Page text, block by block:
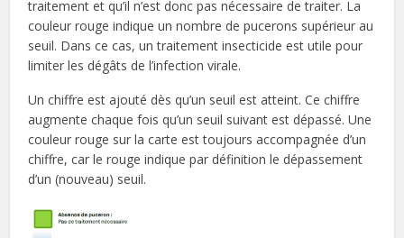
traitement et qu’il n’est donc pas nécessaire de traiter. La
couleur rouge indique un nombre de pucerons supérieur au
seuil. Dans ce cas, un traitement insecticide est utile pour
limiter les dégâts de l’infection virale.
Un chiffre est ajouté dès qu’un seuil est atteint. Ce chiffre
augmente chaque fois qu’un seuil suivant est dépassé. Une
couleur rouge sur la carte est toujours accompagnée d’un
chiffre, car le rouge indique par définition le dépassement
d’un (nouveau) seuil.